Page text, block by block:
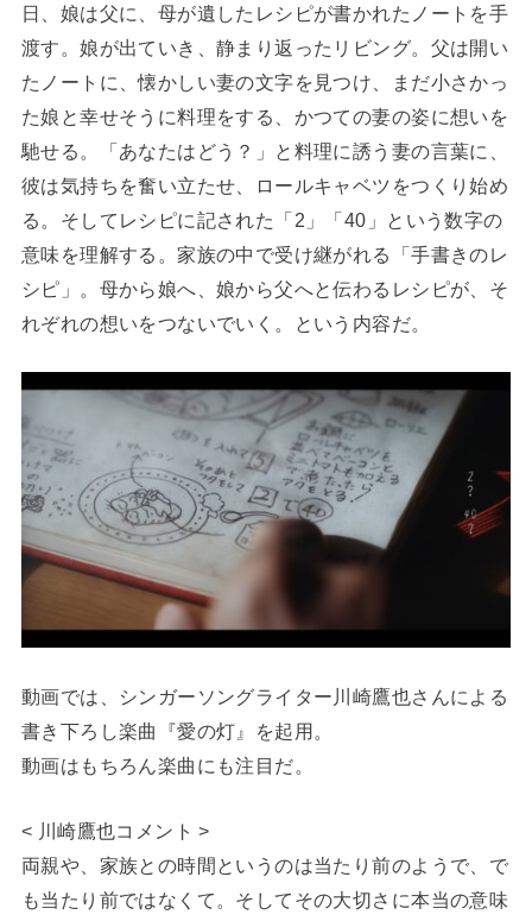
日、娘は父に、母が遺したレシピが書かれたノートを手
渡す。娘が出ていき、静まり返ったリビング。父は開い
たノートに、懐かしい妻の文字を見つけ、まだ小さかっ
た娘と幸せそうに料理をする、かつての妻の姿に想いを
馳せる。「あなたはどう？」と料理に誘う妻の言葉に、
彼は気持ちを奮い立たせ、ロールキャベツをつくり始め
る。そしてレシピに記された「2」「40」という数字の
意味を理解する。家族の中で受け継がれる「手書きのレ
シピ」。母から娘へ、娘から父へと伝わるレシピが、そ
れぞれの想いをつないでいく。という内容だ。
動画では、シンガーソングライター川崎鷹也さんによる
書き下ろし楽曲『愛の灯』を起用。
動画はもちろん楽曲にも注目だ。
< 川崎鷹也コメント >
両親や、家族との時間というのは当たり前のようで、で
も当たり前ではなくて。そしてその大切さに本当の意味